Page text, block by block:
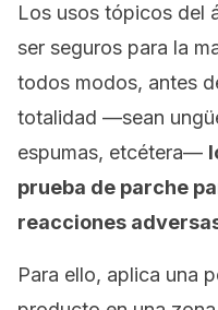
Los usos tópicos del
ser seguros para la
todos modos, antes
totalidad —sean
espumas, etcétera—
prueba de parche
reacciones
Para ello, aplica una